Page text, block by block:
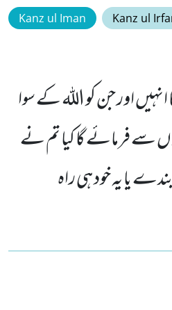
Kanz ul Iman Kanz ul
اور جن کو اللہ کے سوا
ں سے فرمائے گا کیا تم نے
یا یہ خود ہی راہ